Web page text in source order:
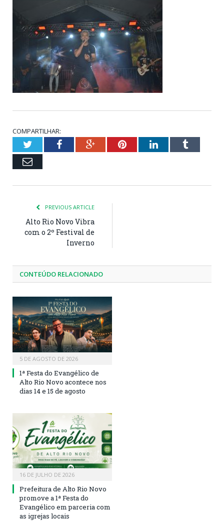
COMPARTILHAR:
TwitterFacebookGoogle+PinterestLinkedInTumblr
Email
PREVIOUS ARTICLE
Alto Rio Novo Vibra
com o 2º Festival de
Inverno
CONTEÚDO RELACIONADO
5 DE AGOSTO DE 2026
1ª Festa do Evangélico de
Alto Rio Novo acontece nos
dias 14 e 15 de agosto
16 DE JULHO DE 2026
Prefeitura de Alto Rio Novo
promove a 1ª Festa do
Evangélico em parceria com
as igrejas locais